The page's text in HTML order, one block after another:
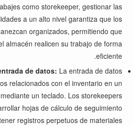
como storekeeper, gestionar las
a un alto nivel garantiza que los
organizados, permitiendo que
almacén realicen su trabajo de forma
eficiente.
de datos: La entrada de datos
relacionados con el inventario en un
un teclado. Los storekeepers
hojas de cálculo de seguimiento
registros perpetuos de materiales